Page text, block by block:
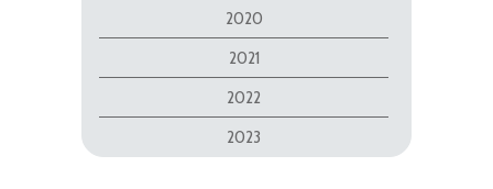
2020
2021
2022
2023